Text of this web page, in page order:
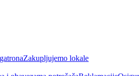
Zakupljujemo lokale